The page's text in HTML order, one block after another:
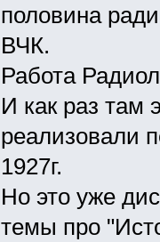
половина
ВЧК.
Работа
И как раз там
реализовали
1927г.
Но это уже
темы про